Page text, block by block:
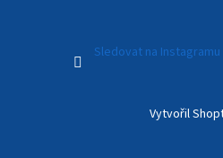
Sledovat na Instagramu
Vytvořil